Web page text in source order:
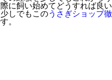
に飼い始めてどうすれば良い
しでもこのうさぎショップ徹
。